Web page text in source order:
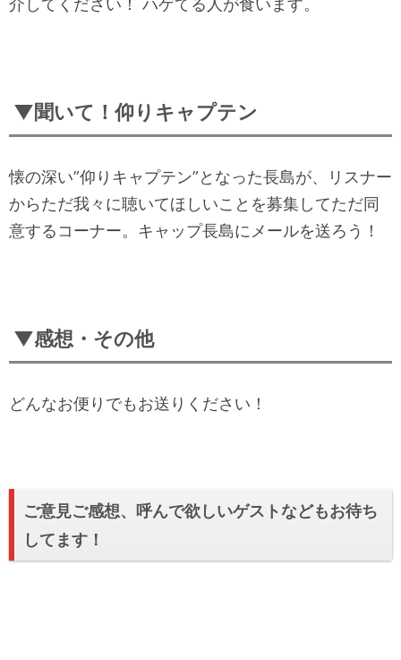
▼聞いて！仰りキャプテン
懐の深い”仰りキャプテン”となった長島が、リスナー
からただ我々に聴いてほしいことを募集してただ同
意するコーナー。キャップ長島にメールを送ろう！
▼感想・その他
どんなお便りでもお送りください！
ご意見ご感想、呼んで欲しいゲストなどもお待ち
してます！